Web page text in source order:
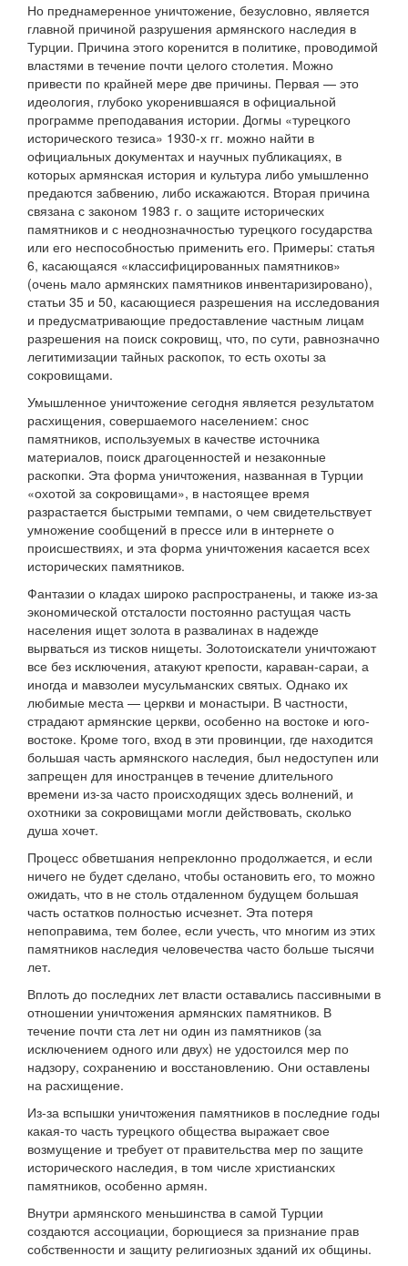
Но преднамеренное уничтожение, безусловно, является
главной причиной разрушения армянского наследия в
Турции. Причина этого коренится в политике, проводимой
властями в течение почти целого столетия. Можно
привести по крайней мере две причины. Первая — это
идеология, глубоко укоренившаяся в официальной
программе преподавания истории. Догмы «турецкого
исторического тезиса» 1930-х гг. можно найти в
официальных документах и научных публикациях, в
которых армянская история и культура либо умышленно
предаются забвению, либо искажаются. Вторая причина
связана с законом 1983 г. о защите исторических
памятников и с неоднозначностью турецкого государства
или его неспособностью применить его. Примеры: статья
6, касающаяся «классифицированных памятников»
(очень мало армянских памятников инвентаризировано),
статьи 35 и 50, касающиеся разрешения на исследования
и предусматривающие предоставление частным лицам
разрешения на поиск сокровищ, что, по сути, равнозначно
легитимизации тайных раскопок, то есть охоты за
сокровищами.
Умышленное уничтожение сегодня является результатом
расхищения, совершаемого населением: снос
памятников, используемых в качестве источника
материалов, поиск драгоценностей и незаконные
раскопки. Эта форма уничтожения, названная в Турции
«охотой за сокровищами», в настоящее время
разрастается быстрыми темпами, о чем свидетельствует
умножение сообщений в прессе или в интернете о
происшествиях, и эта форма уничтожения касается всех
исторических памятников.
Фантазии о кладах широко распространены, и также из-за
экономической отсталости постоянно растущая часть
населения ищет золота в развалинах в надежде
вырваться из тисков нищеты. Золотоискатели уничтожают
все без исключения, атакуют крепости, караван-сараи, а
иногда и мавзолеи мусульманских святых. Однако их
любимые места — церкви и монастыри. В частности,
страдают армянские церкви, особенно на востоке и юго-
востоке. Кроме того, вход в эти провинции, где находится
большая часть армянского наследия, был недоступен или
запрещен для иностранцев в течение длительного
времени из-за часто происходящих здесь волнений, и
охотники за сокровищами могли действовать, сколько
душа хочет.
Процесс обветшания непреклонно продолжается, и если
ничего не будет сделано, чтобы остановить его, то можно
ожидать, что в не столь отдаленном будущем большая
часть остатков полностью исчезнет. Эта потеря
непоправима, тем более, если учесть, что многим из этих
памятников наследия человечества часто больше тысячи
лет.
Вплоть до последних лет власти оставались пассивными в
отношении уничтожения армянских памятников. В
течение почти ста лет ни один из памятников (за
исключением одного или двух) не удостоился мер по
надзору, сохранению и восстановлению. Они оставлены
на расхищение.
Из-за вспышки уничтожения памятников в последние годы
какая-то часть турецкого общества выражает свое
возмущение и требует от правительства мер по защите
исторического наследия, в том числе христианских
памятников, особенно армян.
Внутри армянского меньшинства в самой Турции
создаются ассоциации, борющиеся за признание прав
собственности и защиту религиозных зданий их общины.